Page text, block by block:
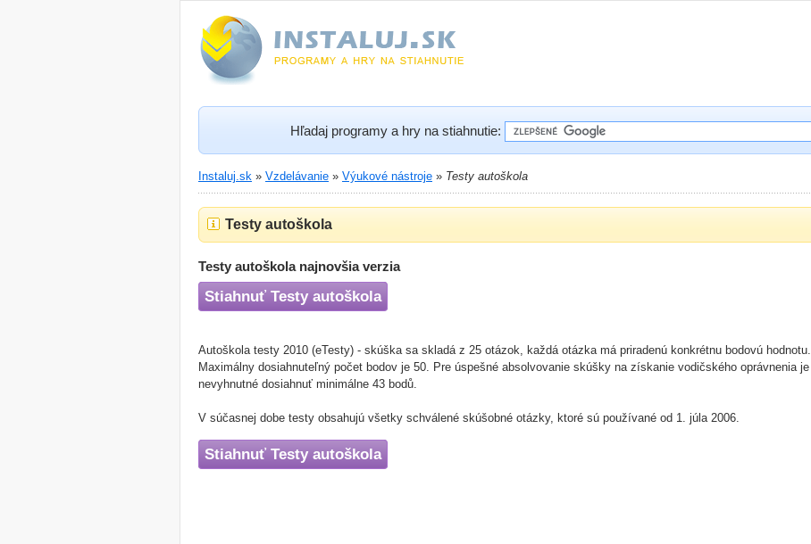
Hľadaj programy a hry na stiahnutie:
Instaluj.sk » Vzdelávanie » Výukové nástroje » Testy autoškola
Testy autoškola
Testy autoškola najnovšia verzia
Stiahnuť Testy autoškola
Autoškola testy 2010 (eTesty) - skúška sa skladá z 25 otázok, každá otázka má priradenú konkrétnu bodovú hodnotu.
Maximálny dosiahnuteľný počet bodov je 50. Pre úspešné absolvovanie skúšky na získanie vodičského oprávnenia je
nevyhnutné dosiahnuť minimálne 43 bodů.
V súčasnej dobe testy obsahujú všetky schválené skúšobné otázky, ktoré sú používané od 1. júla 2006.
Stiahnuť Testy autoškola